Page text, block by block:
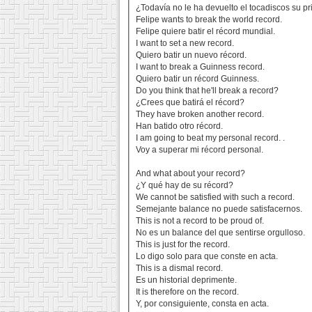
¿Todavía no le ha devuelto el tocadiscos su
Felipe wants to break the world record.
Felipe quiere batir el récord mundial.
I want to set a new record.
Quiero batir un nuevo récord.
I want to break a Guinness record.
Quiero batir un récord Guinness.
Do you think that he'll break a record?
¿Crees que batirá el récord?
They have broken another record.
Han batido otro récord.
I am going to beat my personal record. .
Voy a superar mi récord personal.
And what about your record?
¿Y qué hay de su récord?
We cannot be satisfied with such a record.
Semejante balance no puede satisfacernos.
This is not a record to be proud of.
No es un balance del que sentirse orgulloso.
This is just for the record.
Lo digo solo para que conste en acta.
This is a dismal record.
Es un historial deprimente.
It is therefore on the record.
Y, por consiguiente, consta en acta.